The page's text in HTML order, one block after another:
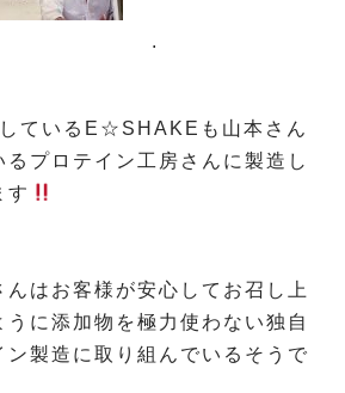
.
ているE☆SHAKEも山本さん
るプロテイン工房さんに製造し
す
んはお客様が安心してお召し上
うに添加物を極力使わない独自
ン製造に取り組んでいるそうで